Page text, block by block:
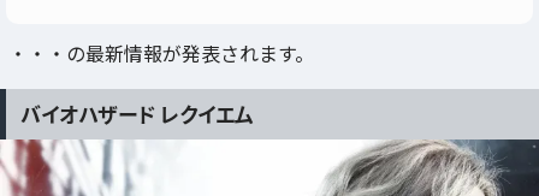
・・・の最新情報が発表されます。
バイオハザード レクイエム